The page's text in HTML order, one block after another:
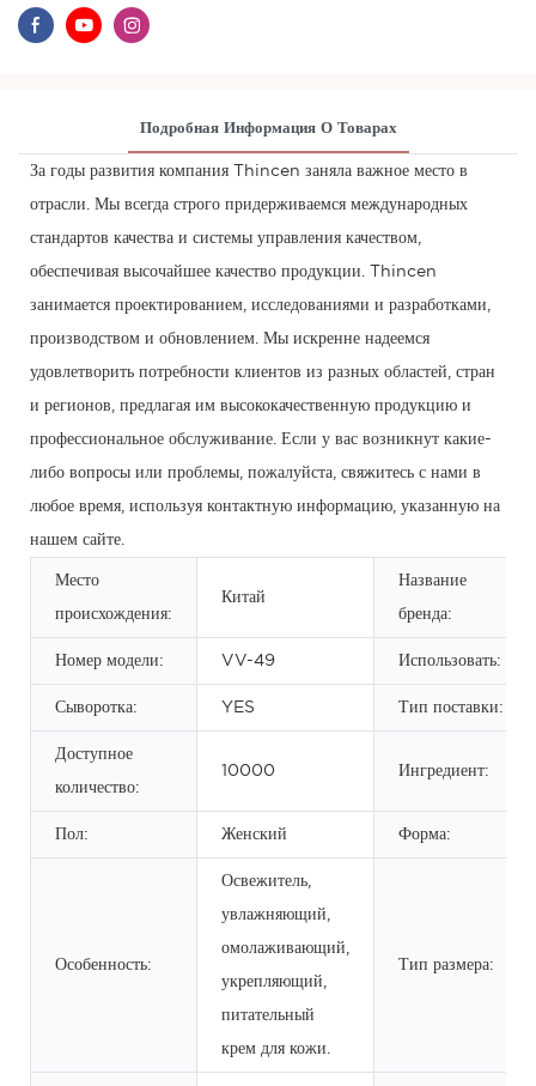
Подробная Информация О Товарах
За годы развития компания Thincen заняла важное место в
отрасли. Мы всегда строго придерживаемся международных
стандартов качества и системы управления качеством,
обеспечивая высочайшее качество продукции. Thincen
занимается проектированием, исследованиями и разработками,
производством и обновлением. Мы искренне надеемся
удовлетворить потребности клиентов из разных областей, стран
и регионов, предлагая им высококачественную продукцию и
профессиональное обслуживание. Если у вас возникнут какие-
либо вопросы или проблемы, пожалуйста, свяжитесь с нами в
любое время, используя контактную информацию, указанную на
нашем сайте.
Место
происхождения:
Китай
Название
бренда:
Номер модели: VV-49 Использовать:
Сыворотка: YES Тип поставки:
Доступное
количество:
10000 Ингредиент:
Пол: Женский Форма:
Особенность:
Освежитель,
увлажняющий,
омолаживающий,
укрепляющий,
питательный
крем для кожи.
Тип размера: